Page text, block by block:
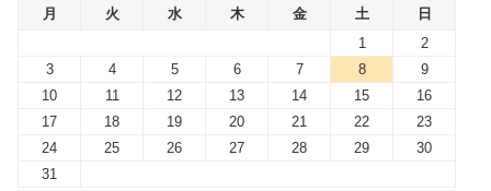
月 火 水 木 金 土
日
1
2
3
4 5 6 7 8
9
10
11 12 13 14 15
16
17
18 19 20 21 22
23
24
25 26 27 28 29
30
31